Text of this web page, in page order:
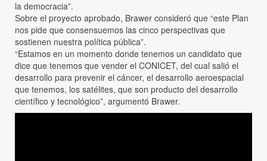
la democracia”.
Sobre el proyecto aprobado, Brawer consideró que “este Plan
nos pide que consensuemos las cinco perspectivas que
sostienen nuestra política pública”.
“Estamos en un momento donde tenemos un candidato que
dice que tenemos que vender el CONICET, del cual salió el
desarrollo para prevenir el cáncer, el desarrollo aeroespacial
que tenemos, los satélites, que son producto del desarrollo
científico y tecnológico”, argumentó Brawer.